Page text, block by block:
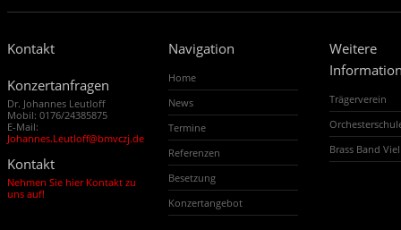
Kontakt
Konzertanfragen
Dr. Johannes Leutloff
Mobil: 0176/24385875
E-Mail:
Johannes.Leutloff@bmvczj.de
Kontakt
Nehmen Sie hier Kontakt zu
uns auf!
Navigation
Home
News
Termine
Referenzen
Besetzung
Konzertangebot
Weitere
Trägerverein
Brass Band